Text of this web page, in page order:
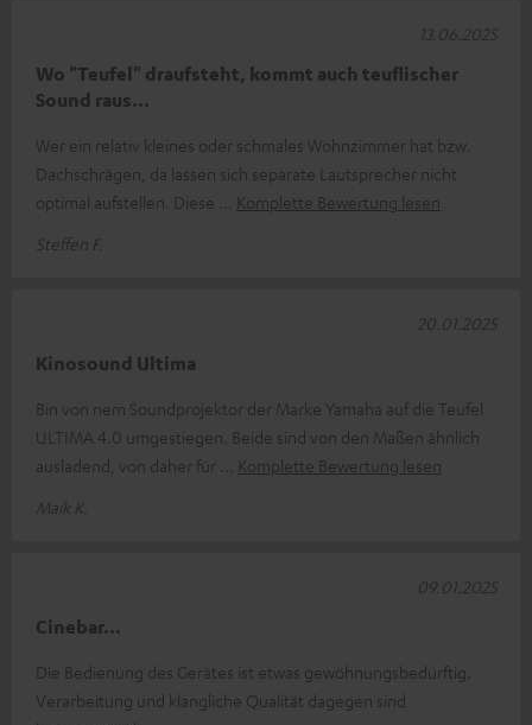
Wo "Teufel" draufsteht, kommt auch teuflischer
Sound raus...
Wer ein relativ kleines oder schmales Wohnzimmer hat bzw.
Dachschrägen, da lassen sich separate Lautsprecher nicht
optimal aufstellen. Diese
Komplette Bewertung lesen
Steffen F.
13.06.2025
Kinosound Ultima
Bin von nem Soundprojektor der Marke Yamaha auf die Teufel
ULTIMA 4.0 umgestiegen. Beide sind von den Maßen ähnlich
ausladend, von daher für
Komplette Bewertung lesen
Maik K.
20.01.2025
Cinebar...
Die Bedienung des Gerätes ist etwas gewöhnungsbedürftig.
Verarbeitung und klangliche Qualität dagegen sind
09.01.2025